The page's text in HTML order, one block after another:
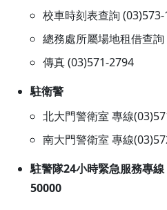
校車時刻表查詢
總務處所屬場地租借查
傳真 (03)571-2794
駐衛警
北大門警衛室 專線
南大門警衛室 專線
駐警隊24小時緊急服務專
50000